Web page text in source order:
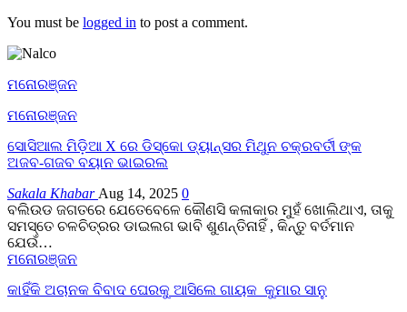
You must be logged in to post a comment.
ମନୋରଞ୍ଜନ
ମନୋରଞ୍ଜନ
ସୋସିଆଲ ମିଡ଼ିଆ X ରେ ଡିସ୍କୋ ଡ୍ୟାନ୍ସର ମିଥୁନ ଚକ୍ରବର୍ତୀ ଙ୍କ
ଅଜବ-ଗଜବ ବୟାନ ଭାଇରଲ
Sakala Khabar Aug 14, 2025 0
ବଲିଉଡ ଜଗତରେ ଯେତେବେଳେ କୌଣସି କଳାକାର ମୁହଁ ଖୋଲିଥାଏ, ତାକୁ
ସମସ୍ତେ ଚଳଚିତ୍ରର ଡାଇଲଗ ଭାବି ଶୁଣନ୍ତିନାହିଁ , କିନ୍ତୁ ବର୍ତମାନ
ଯେଉଁ…
ମନୋରଞ୍ଜନ
କାହିଁକି ଅଚାନକ ବିବାଦ ଘେରକୁ ଆସିଲେ ଗାୟକ କୁମାର ସାନୁ